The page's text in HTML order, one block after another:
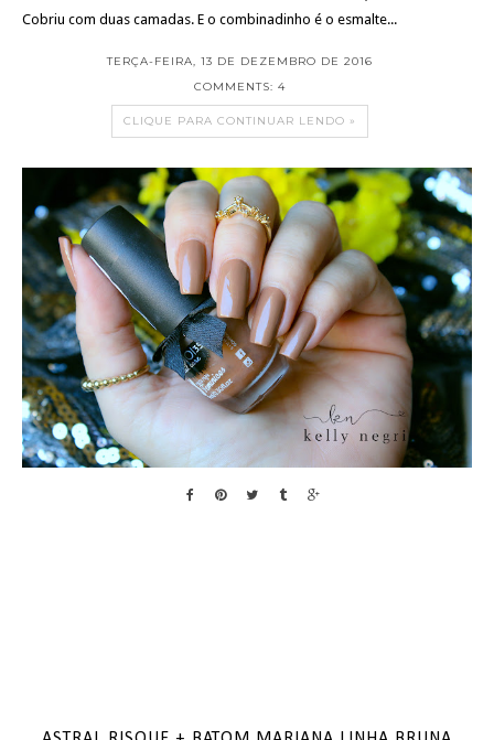
Cobriu com duas camadas. E o combinadinho é o esmalte...
TERÇA-FEIRA, 13 DE DEZEMBRO DE 2016
COMMENTS: 4
CLIQUE PARA CONTINUAR LENDO »